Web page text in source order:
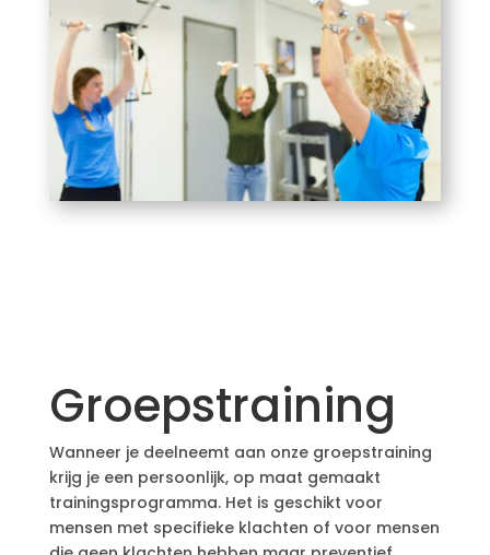
Groepstraining
Wanneer je deelneemt aan onze groepstraining
krijg je een persoonlijk, op maat gemaakt
trainingsprogramma. Het is geschikt voor
mensen met specifieke klachten of voor mensen